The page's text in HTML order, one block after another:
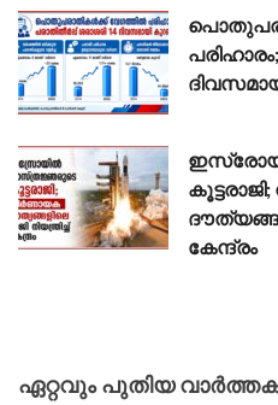
കേന്ദ്രം
ഏറ്റവും പുതിയ